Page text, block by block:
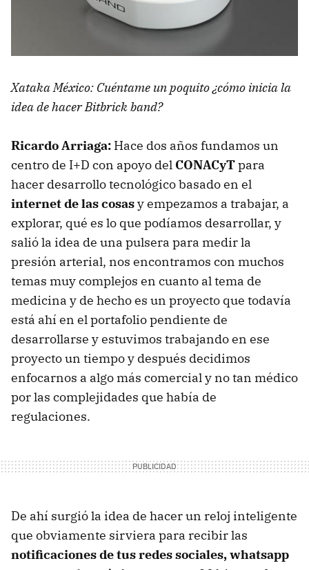
Xataka México: Cuéntame un poquito ¿cómo inicia la
idea de hacer Bitbrick band?
Ricardo Arriaga: Hace dos años fundamos un
centro de I+D con apoyo del CONACyTpara
hacer desarrollo tecnológico basado en el
internet de las cosasy empezamos a trabajar, a
explorar, qué es lo que podíamos desarrollar, y
salió la idea de una pulsera para medir la
presión arterial, nos encontramos con muchos
temas muy complejos en cuanto al tema de
medicina y de hecho es un proyecto que todavía
está ahí en el portafolio pendiente de
desarrollarse y estuvimos trabajando en ese
proyecto un tiempo y después decidimos
enfocarnos a algo más comercial y no tan médico
por las complejidades que había de
regulaciones.
De ahí surgió la idea de hacer un reloj inteligente
que obviamente sirviera para recibir las
notificaciones de tus redes sociales, whatsapp